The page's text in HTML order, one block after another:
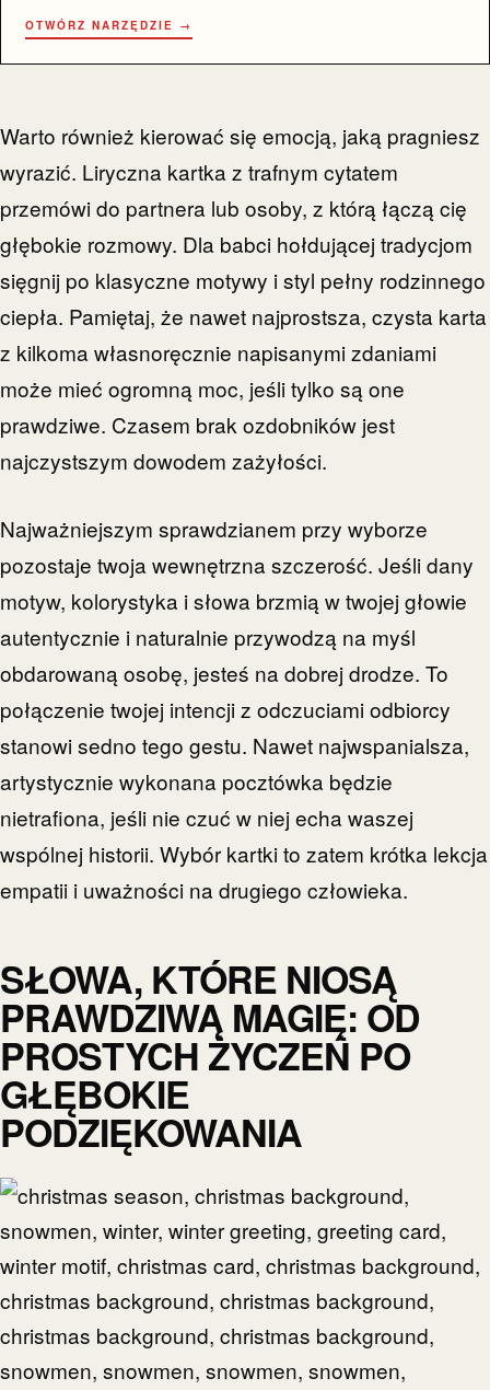
OTWÓRZ NARZĘDZIE →
Warto również kierować się emocją, jaką pragniesz
wyrazić. Liryczna kartka z trafnym cytatem
przemówi do partnera lub osoby, z którą łączą cię
głębokie rozmowy. Dla babci hołdującej tradycjom
sięgnij po klasyczne motywy i styl pełny rodzinnego
ciepła. Pamiętaj, że nawet najprostsza, czysta karta
z kilkoma własnoręcznie napisanymi zdaniami
może mieć ogromną moc, jeśli tylko są one
prawdziwe. Czasem brak ozdobników jest
najczystszym dowodem zażyłości.
Najważniejszym sprawdzianem przy wyborze
pozostaje twoja wewnętrzna szczerość. Jeśli dany
motyw, kolorystyka i słowa brzmią w twojej głowie
autentycznie i naturalnie przywodzą na myśl
obdarowaną osobę, jesteś na dobrej drodze. To
połączenie twojej intencji z odczuciami odbiorcy
stanowi sedno tego gestu. Nawet najwspanialsza,
artystycznie wykonana pocztówka będzie
nietrafiona, jeśli nie czuć w niej echa waszej
wspólnej historii. Wybór kartki to zatem krótka lekcja
empatii i uważności na drugiego człowieka.
SŁOWA, KTÓRE NIOSĄ
PRAWDZIWĄ MAGIĘ: OD
PROSTYCH ŻYCZEŃ PO
GŁĘBOKIE
PODZIĘKOWANIA